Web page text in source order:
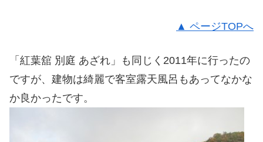
▲ ページTOPへ
「紅葉舘 別庭 あざれ」も同じく2011年に行ったの
ですが、建物は綺麗で客室露天風呂もあってなかな
か良かったです。